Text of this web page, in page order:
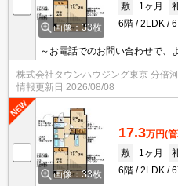
画像：33枚
敷
1ヶ月
6階
2LDK
～お電話でのお問い合わせで、
地域密着タウンハウジングまで
株式会社タウンハウジング東京 分倍
情報更新日 2026/08/08
画像：33枚
17.3万円(
敷
1ヶ月
6階
2LDK